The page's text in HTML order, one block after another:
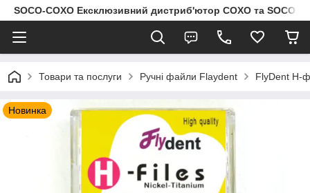
SOCO-COXO Ексклюзивний дистриб'ютор COXO та SOCO в
Товари та послуги Ручні файли Flaydent FlyDent H-
Новинка